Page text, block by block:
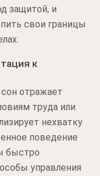
защитой, и
свои границы
к
сон отражает
труда или
нехватку
поведение
быстро
управления